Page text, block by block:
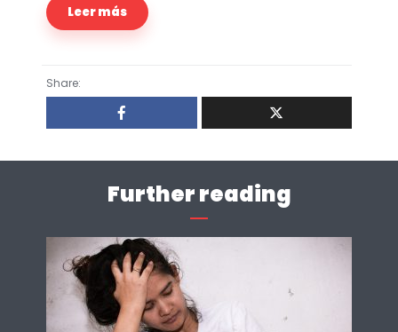
Leer más
Share:
Further reading